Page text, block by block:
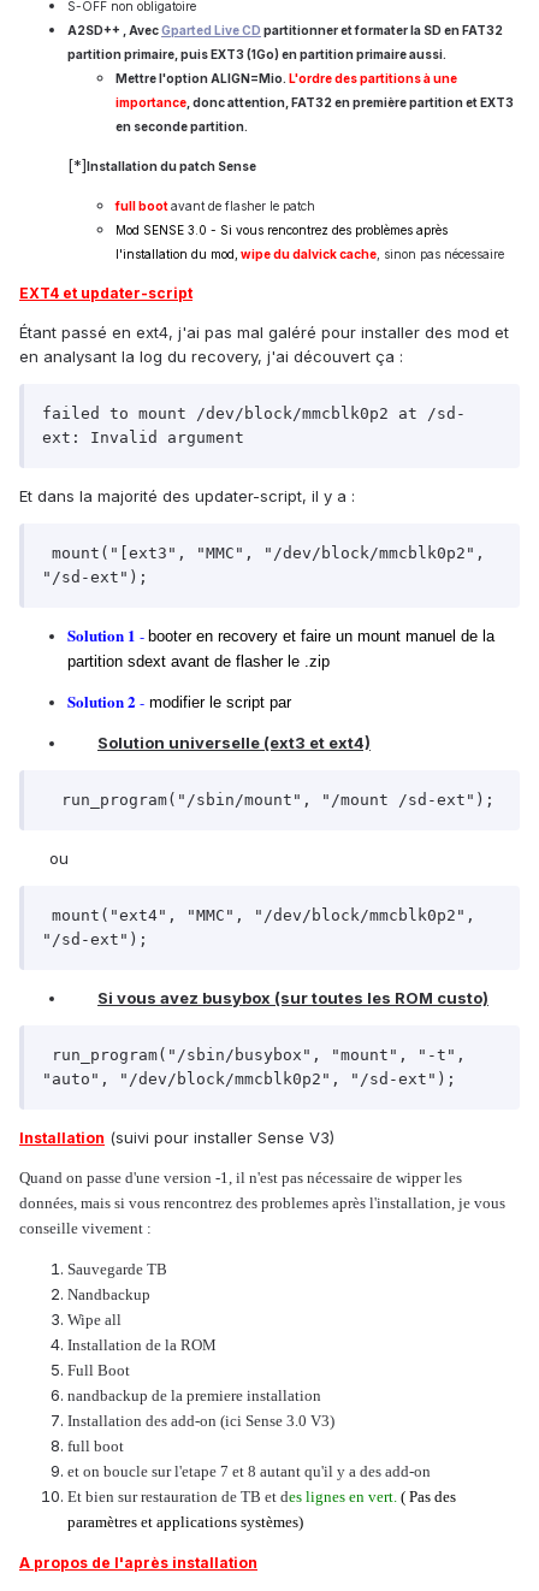
S-OFF non obligatoire
A2SD++ , AvecGparted Live CD partitionner et formater la SD en FAT32
partition primaire, puis EXT3 (1Go) en partition primaire aussi.
Mettre l'option ALIGN=Mio. L'ordre des partitions à une
importance , donc attention, FAT32 en première partition et EXT3
en seconde partition.
[*]Installation du patch Sense
full bootavant de flasher le patch
Mod SENSE 3.0 - Si vous rencontrez des problèmes après
l'installation du mod, wipe du dalvick cache , sinon pas nécessaire
EXT4 et updater-script
Étant passé en ext4, j'ai pas mal galéré pour installer des mod et
en analysant la log du recovery, j'ai découvert ça :
failed to mount /dev/block/mmcblk0p2 at /sd-
ext: Invalid argument
Et dans la majorité des updater-script, il y a :
"/sd-ext");
Solution 1 - booter en recovery et faire un mount manuel de la
partition sdext avant de flasher le .zip
Solution 2 - modifier le script par
Solution universelle (ext3 et ext4)
ou
"/sd-ext");
Si vous avez busybox (sur toutes les ROM custo)
"auto", "/dev/block/mmcblk0p2", "/sd-ext");
Installation (suivi pour installer Sense V3)
Quand on passe d'une version -1, il n'est pas nécessaire de wipper les
données, mais si vous rencontrez des problemes après l'installation, je vous
conseille vivement :
Sauvegarde TB
Nandbackup
Wipe all
Installation de la ROM
Full Boot
nandbackup de la premiere installation
Installation des add-on (ici Sense 3.0 V3)
full boot
et on boucle sur l'etape 7 et 8 autant qu'il y a des add-on
Et bien sur restauration de TB et des lignes en vert. ( Pas des
paramètres et applications systèmes)
A propos de l'après installation